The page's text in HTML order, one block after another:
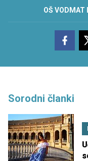
OŠ VODMAT
Sorodni članki